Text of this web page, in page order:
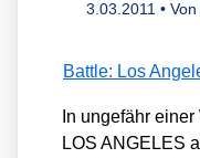
3.03.2011 • Von
Battle: Los
In unge­fähr
LOS ANGELES